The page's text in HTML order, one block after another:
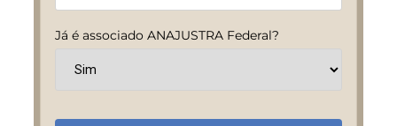
Já é associado ANAJUSTRA Federal?